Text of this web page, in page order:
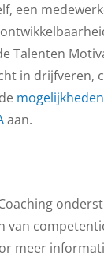
een
Talenten
in drijfveren,
aan.
van
meer